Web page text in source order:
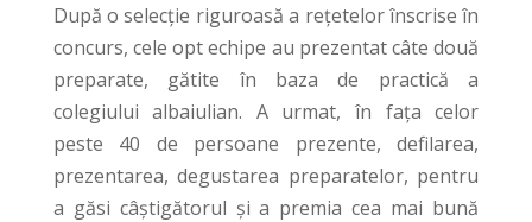
După o selecție riguroasă a rețetelor înscrise în
concurs, cele opt echipe au prezentat câte două
preparate, gătite în baza de practică a
colegiului albaiulian. A urmat, în fața celor
peste 40 de persoane prezente, defilarea,
prezentarea, degustarea preparatelor, pentru
a găsi câștigătorul și a premia cea mai bună